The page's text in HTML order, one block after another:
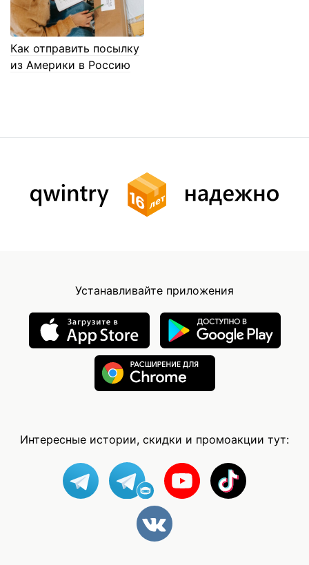
Как отправить посылку
из Америки в Россию
Устанавливайте приложения
Интересные истории, скидки и промоакции тут: